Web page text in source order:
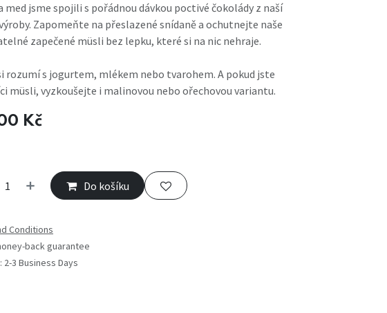
med jsme spojili s pořádnou dávkou poctivé čokolády z naší
Zapomeňte na přeslazené snídaně a ochutnejte naše
zapečené müsli bez lepku, které si na nic nehraje.
rozumí s jogurtem, mlékem nebo tvarohem. A pokud jste
müsli, vyzkoušejte i malinovou nebo ořechovou variantu.
Kč
Do košíku
Conditions
back guarantee
2-3 Business Days